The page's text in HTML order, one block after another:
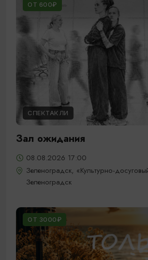
ОТ 600₽
СПЕКТАКЛИ
Зал ожидания
08.08.2026 17:00
Зеленоградск, «Культурно-
Зеленоградск
ОТ 3000₽